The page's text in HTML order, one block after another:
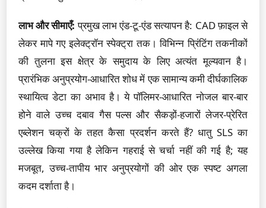
लाभ और सीमाएँ: प्रमुख लाभ एंड-टू-एंड सत्यापन है: CAD फ़ाइल से
लेकर मापे गए इलेक्ट्रॉन स्पेक्ट्रा तक। विभिन्न प्रिंटिंग तकनीकों
की तुलना इस क्षेत्र के समुदाय के लिए अत्यंत मूल्यवान है।
प्रारंभिक अनुप्रयोग-आधारित शोध में एक सामान्य कमी दीर्घकालिक
स्थायित्व डेटा का अभाव है। ये पॉलिमर-आधारित नोजल बार-बार
होने वाले उच्च दबाव गैस पल्स और सैकड़ों-हजारों लेजर-प्रेरित
एब्लेशन चक्रों के तहत कैसा प्रदर्शन करते हैं? धातु SLS का
उल्लेख किया गया है लेकिन गहराई से चर्चा नहीं की गई है; यह
मजबूत, उच्च-तापीय भार अनुप्रयोगों की ओर एक स्पष्ट अगला
कदम दर्शाता है।